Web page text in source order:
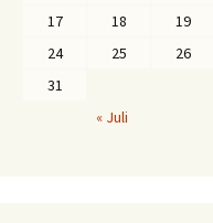
17
18 19
24
25 26
31
« Juli